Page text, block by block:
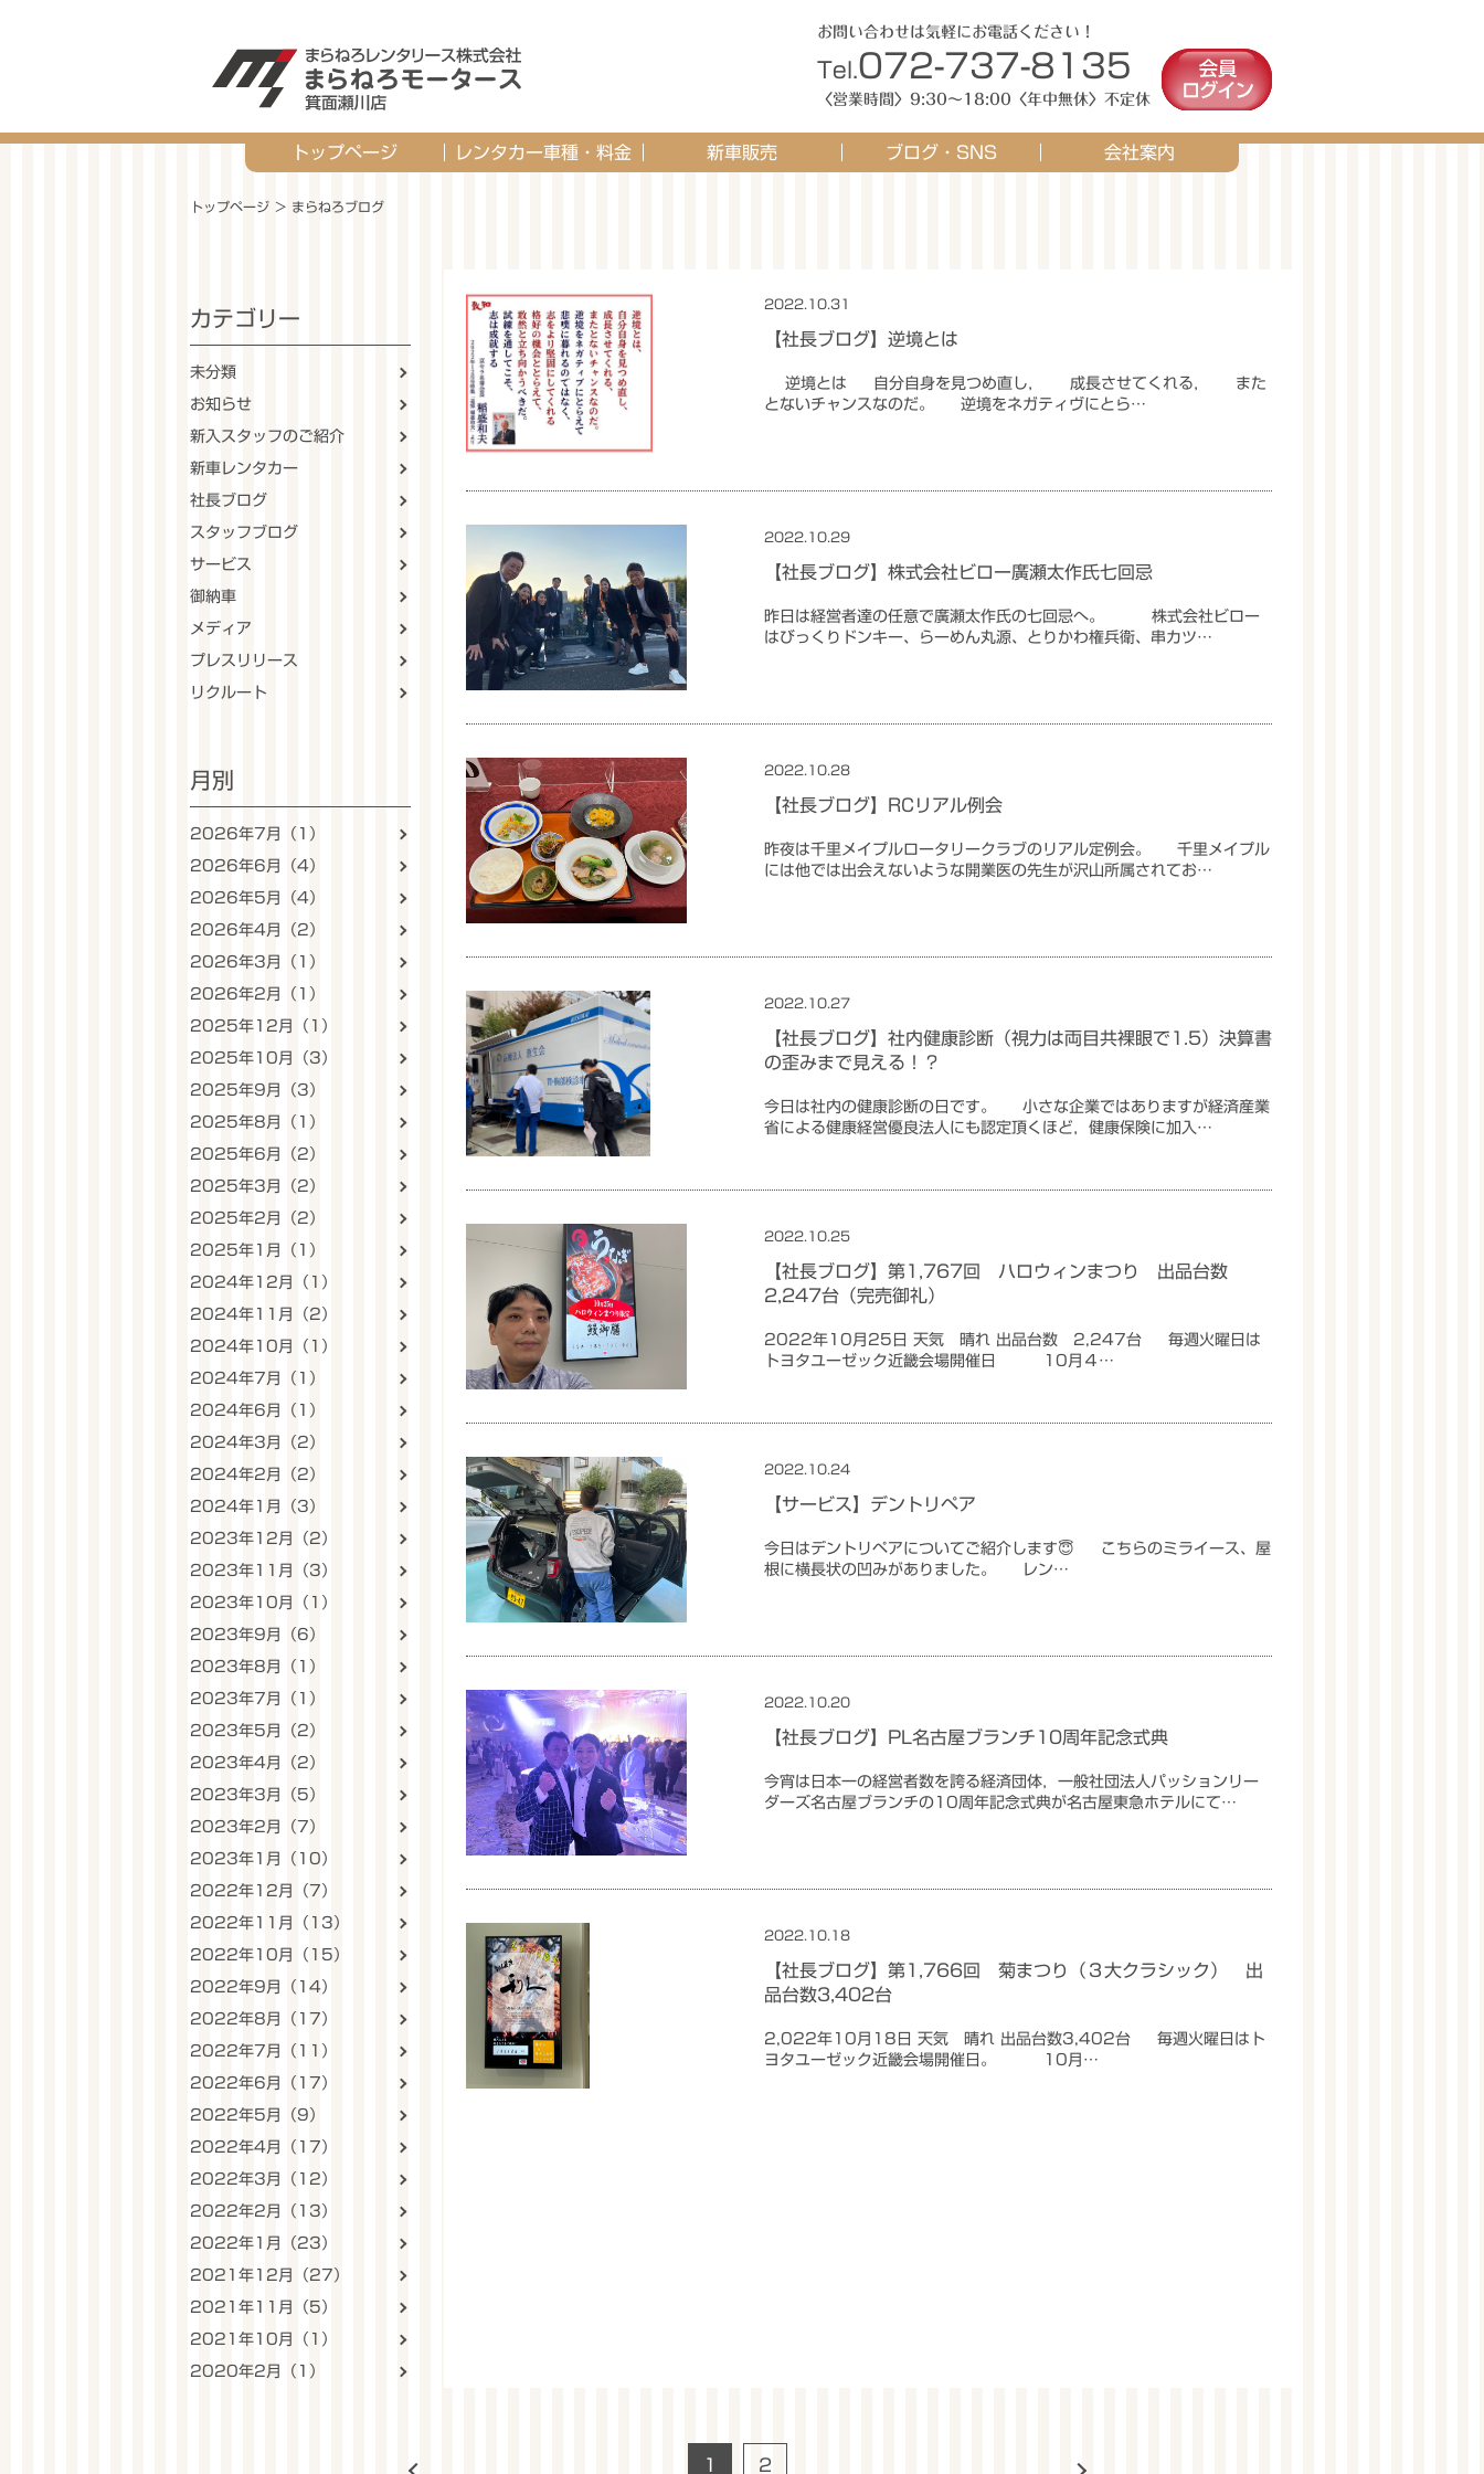
お問い合わせは気軽にお電話ください！
Tel.072-737-8135
〈営業時間〉9:30〜18:00〈年中無休〉不定休
トップページ レンタカー車種・料金 新車販売 ブログ・SNS 会社案内
トップページ ＞ まらねろブログ
2022.10.31
【社長ブログ】逆境とは
逆境とは 自分自身を見つめ直し， 成長させてくれる， また
とないチャンスなのだ。 逆境をネガティヴにとら…
2022.10.29
【社長ブログ】株式会社ビロー廣瀬太作氏七回忌
昨日は経営者達の任意で廣瀬太作氏の七回忌へ。 株式会社ビロー
はびっくりドンキー、らーめん丸源、とりかわ権兵衛、串カツ…
2022.10.28
【社長ブログ】RCリアル例会
昨夜は千里メイプルロータリークラブのリアル定例会。 千里メイプル
には他では出会えないような開業医の先生が沢山所属されてお…
2022.10.27
【社長ブログ】社内健康診断（視力は両目共裸眼で1.5）決算書
の歪みまで見える！？
今日は社内の健康診断の日です。 小さな企業ではありますが経済産業
省による健康経営優良法人にも認定頂くほど，健康保険に加入…
2022.10.25
【社長ブログ】第1,767回 ハロウィンまつり 出品台数
2,247台（完売御礼）
2022年10月25日 天気 晴れ 出品台数 2,247台 毎週火曜日は
トヨタユーゼック近畿会場開催日 10月４…
2022.10.24
【サービス】デントリペア
今日はデントリペアについてご紹介します😇 こちらのミライース、屋
根に横長状の凹みがありました。 レン…
2022.10.20
【社長ブログ】PL名古屋ブランチ10周年記念式典
今宵は日本一の経営者数を誇る経済団体，一般社団法人パッションリー
ダーズ名古屋ブランチの10周年記念式典が名古屋東急ホテルにて…
2022.10.18
【社長ブログ】第1,766回 菊まつり（３大クラシック） 出
品台数3,402台
2,022年10月18日 天気 晴れ 出品台数3,402台 毎週火曜日はト
ヨタユーゼック近畿会場開催日。 10月…
カテゴリー
未分類
お知らせ
新入スタッフのご紹介
新車レンタカー
社長ブログ
スタッフブログ
サービス
御納車
メディア
プレスリリース
リクルート
月別
2026年7月（1）
2026年6月（4）
2026年5月（4）
2026年4月（2）
2026年3月（1）
2026年2月（1）
2025年12月（1）
2025年10月（3）
2025年9月（3）
2025年8月（1）
2025年6月（2）
2025年3月（2）
2025年2月（2）
2025年1月（1）
2024年12月（1）
2024年11月（2）
2024年10月（1）
2024年7月（1）
2024年6月（1）
2024年3月（2）
2024年2月（2）
2024年1月（3）
2023年12月（2）
2023年11月（3）
2023年10月（1）
2023年9月（6）
2023年8月（1）
2023年7月（1）
2023年5月（2）
2023年4月（2）
2023年3月（5）
2023年2月（7）
2023年1月（10）
2022年12月（7）
2022年11月（13）
2022年10月（15）
2022年9月（14）
2022年8月（17）
2022年7月（11）
2022年6月（17）
2022年5月（9）
2022年4月（17）
2022年3月（12）
2022年2月（13）
2022年1月（23）
2021年12月（27）
2021年11月（5）
2021年10月（1）
2020年2月（1）
1 2